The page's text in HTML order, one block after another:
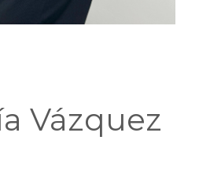
Vázquez